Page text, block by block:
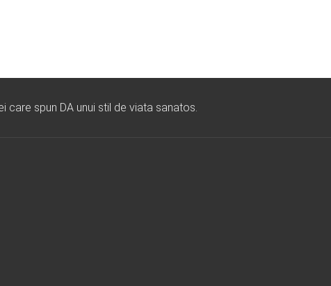
spun DA unui stil de viata sanatos.